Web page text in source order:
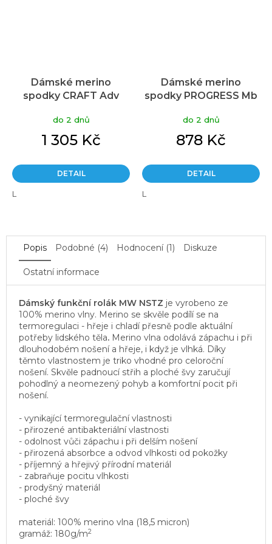
Dámské merino
spodky CRAFT Adv
do 2 dnů
1 305 Kč
DETAIL
L
Dámské merino
spodky PROGRESS Mb
do 2 dnů
878 Kč
DETAIL
L
Popis Podobné (4) Hodnocení (1) Diskuze
Ostatní informace
Dámský funkční rolák MW NSTZ je vyrobeno ze
100% merino vlny. Merino se skvěle podílí se na
termoregulaci - hřeje i chladí přesně podle aktuální
potřeby lidského těla. Merino vlna odolává zápachu i při
dlouhodobém nošení a hřeje, i když je vlhká. Díky
těmto vlastnostem je triko vhodné pro celoroční
nošení. Skvěle padnoucí střih a ploché švy zaručují
pohodlný a neomezený pohyb a komfortní pocit při
nošení.
- vynikající termoregulační vlastnosti
- přirozené antibakteriální vlastnosti
- odolnost vůči zápachu i při delším nošení
- přirozená absorbce a odvod vlhkosti od pokožky
- příjemný a hřejivý přírodní materiál
- zabraňuje pocitu vlhkosti
- prodyšný materiál
- ploché švy
materiál: 100% merino vlna (18,5 micron)
gramáž: 180g/m2